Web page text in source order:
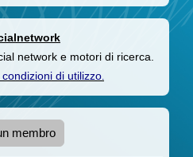
network e motori di ricerca.
di utilizzo.
membro